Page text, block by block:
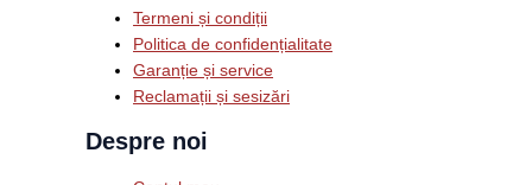
Termeni și condiții
Politica de confidențialitate
Garanție și service
Reclamații și sesizări
Despre noi